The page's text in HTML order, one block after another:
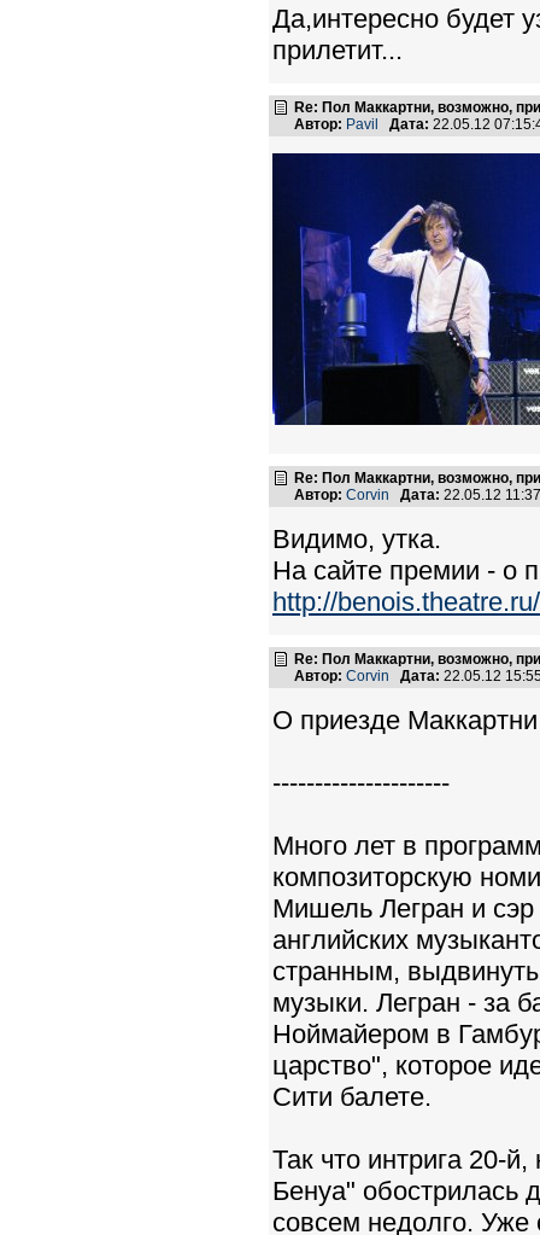
Да,интересно будет
прилетит...
Re: Пол Маккартни, возможно,
Автор: Pavil Дата: 22.05.12
Re: Пол Маккартни, возможно,
Автор: Corvin Дата: 22.05.12
Видимо, утка.
На сайте премии - о
http://benois.theatre.ru/
Re: Пол Маккартни, возможно,
Автор: Corvin Дата: 22.05.12
О приезде
---------------------
Много лет в
композиторскую
Мишель Легран и сэр
английских
странным,
музыки. Легран - за
Ноймайером в
царство", которое
Сити балете.
Так что интрига 20-
Бенуа" обострилась
совсем недолго. Уже